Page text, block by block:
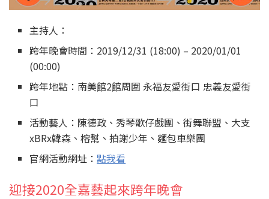
主持人：
跨年晚會時間：2019/12/31 (18:00) – 2020/01/01
(00:00)
跨年地點：南美館2館周圍 永福友愛街口 忠義友愛街
口
活動藝人：陳德政、秀琴歌仔戲團、街舞聯盟、大支
xBRx韓森、榕幫、拍謝少年、麵包車樂團
官網活動網址：點我看
迎接2020全嘉藝起來跨年晚會